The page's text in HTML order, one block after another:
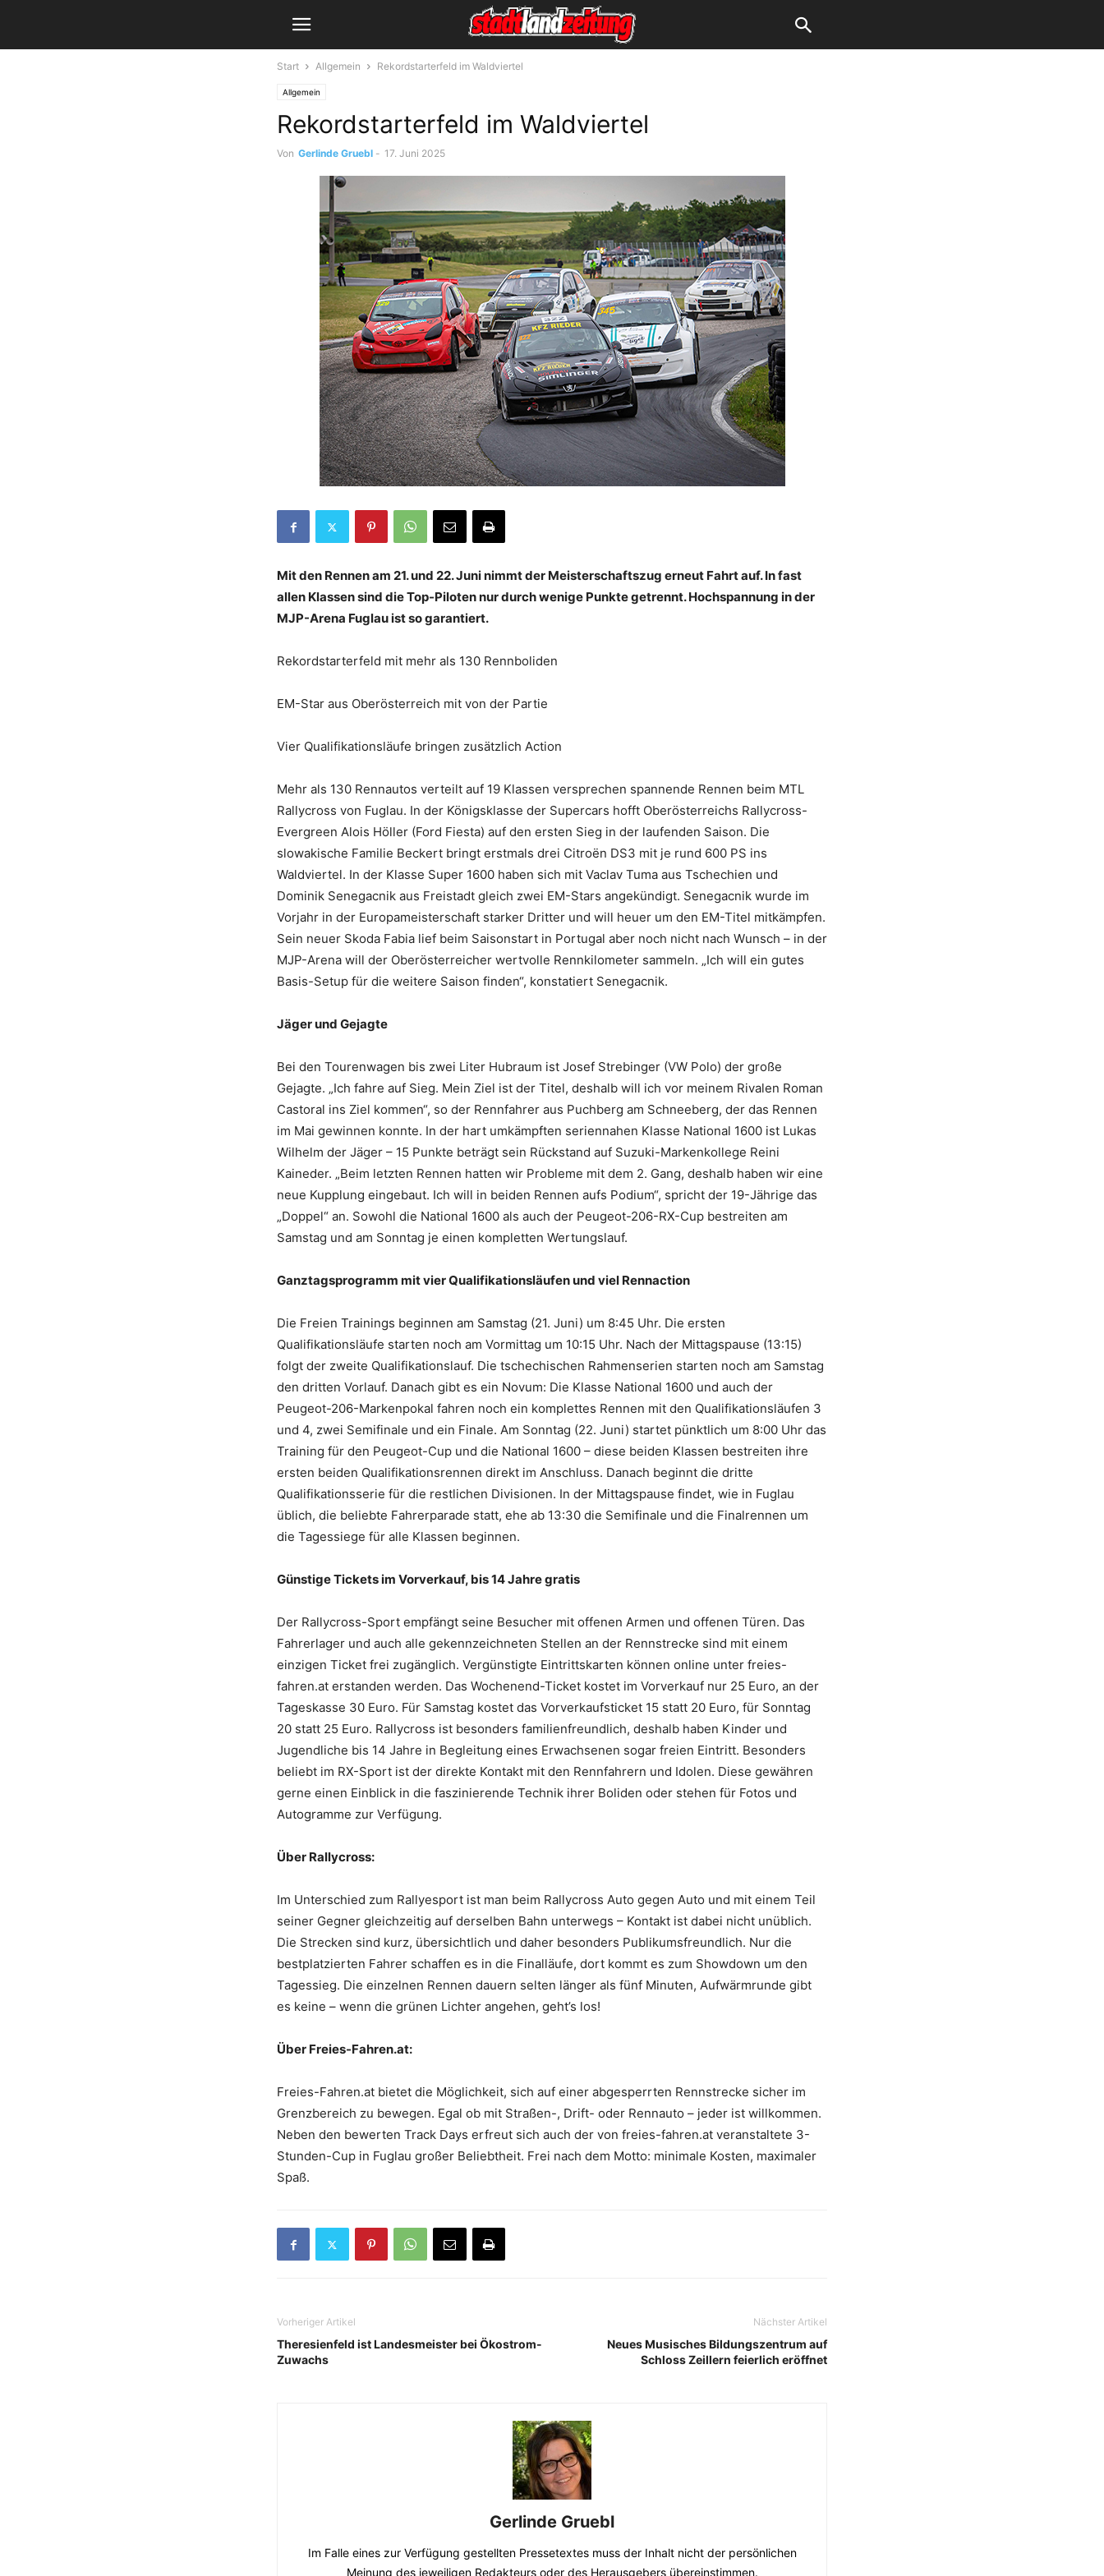
Start Allgemein Rekordstarterfeld im Waldviertel
Allgemein
Rekordstarterfeld im Waldviertel
Von Gerlinde Gruebl - 17. Juni 2025
Mit den Rennen am 21. und 22. Juni nimmt der Meisterschaftszug erneut Fahrt auf. In fast
allen Klassen sind die Top-Piloten nur durch wenige Punkte getrennt. Hochspannung in der
MJP-Arena Fuglau ist so garantiert.
Rekordstarterfeld mit mehr als 130 Rennboliden
EM-Star aus Oberösterreich mit von der Partie
Vier Qualifikationsläufe bringen zusätzlich Action
Mehr als 130 Rennautos verteilt auf 19 Klassen versprechen spannende Rennen beim MTL
Rallycross von Fuglau. In der Königsklasse der Supercars hofft Oberösterreichs Rallycross-
Evergreen Alois Höller (Ford Fiesta) auf den ersten Sieg in der laufenden Saison. Die
slowakische Familie Beckert bringt erstmals drei Citroën DS3 mit je rund 600 PS ins
Waldviertel. In der Klasse Super 1600 haben sich mit Vaclav Tuma aus Tschechien und
Dominik Senegacnik aus Freistadt gleich zwei EM-Stars angekündigt. Senegacnik wurde im
Vorjahr in der Europameisterschaft starker Dritter und will heuer um den EM-Titel mitkämpfen.
Sein neuer Skoda Fabia lief beim Saisonstart in Portugal aber noch nicht nach Wunsch – in der
MJP-Arena will der Oberösterreicher wertvolle Rennkilometer sammeln. „Ich will ein gutes
Basis-Setup für die weitere Saison finden“, konstatiert Senegacnik.
Jäger und Gejagte
Bei den Tourenwagen bis zwei Liter Hubraum ist Josef Strebinger (VW Polo) der große
Gejagte. „Ich fahre auf Sieg. Mein Ziel ist der Titel, deshalb will ich vor meinem Rivalen Roman
Castoral ins Ziel kommen“, so der Rennfahrer aus Puchberg am Schneeberg, der das Rennen
im Mai gewinnen konnte. In der hart umkämpften seriennahen Klasse National 1600 ist Lukas
Wilhelm der Jäger – 15 Punkte beträgt sein Rückstand auf Suzuki-Markenkollege Reini
Kaineder. „Beim letzten Rennen hatten wir Probleme mit dem 2. Gang, deshalb haben wir eine
neue Kupplung eingebaut. Ich will in beiden Rennen aufs Podium“, spricht der 19-Jährige das
„Doppel“ an. Sowohl die National 1600 als auch der Peugeot-206-RX-Cup bestreiten am
Samstag und am Sonntag je einen kompletten Wertungslauf.
Ganztagsprogramm mit vier Qualifikationsläufen und viel Rennaction
Die Freien Trainings beginnen am Samstag (21. Juni) um 8:45 Uhr. Die ersten
Qualifikationsläufe starten noch am Vormittag um 10:15 Uhr. Nach der Mittagspause (13:15)
folgt der zweite Qualifikationslauf. Die tschechischen Rahmenserien starten noch am Samstag
den dritten Vorlauf. Danach gibt es ein Novum: Die Klasse National 1600 und auch der
Peugeot-206-Markenpokal fahren noch ein komplettes Rennen mit den Qualifikationsläufen 3
und 4, zwei Semifinale und ein Finale. Am Sonntag (22. Juni) startet pünktlich um 8:00 Uhr das
Training für den Peugeot-Cup und die National 1600 – diese beiden Klassen bestreiten ihre
ersten beiden Qualifikationsrennen direkt im Anschluss. Danach beginnt die dritte
Qualifikationsserie für die restlichen Divisionen. In der Mittagspause findet, wie in Fuglau
üblich, die beliebte Fahrerparade statt, ehe ab 13:30 die Semifinale und die Finalrennen um
die Tagessiege für alle Klassen beginnen.
Günstige Tickets im Vorverkauf, bis 14 Jahre gratis
Der Rallycross-Sport empfängt seine Besucher mit offenen Armen und offenen Türen. Das
Fahrerlager und auch alle gekennzeichneten Stellen an der Rennstrecke sind mit einem
einzigen Ticket frei zugänglich. Vergünstigte Eintrittskarten können online unter freies-
fahren.at erstanden werden. Das Wochenend-Ticket kostet im Vorverkauf nur 25 Euro, an der
Tageskasse 30 Euro. Für Samstag kostet das Vorverkaufsticket 15 statt 20 Euro, für Sonntag
20 statt 25 Euro. Rallycross ist besonders familienfreundlich, deshalb haben Kinder und
Jugendliche bis 14 Jahre in Begleitung eines Erwachsenen sogar freien Eintritt. Besonders
beliebt im RX-Sport ist der direkte Kontakt mit den Rennfahrern und Idolen. Diese gewähren
gerne einen Einblick in die faszinierende Technik ihrer Boliden oder stehen für Fotos und
Autogramme zur Verfügung.
Über Rallycross:
Im Unterschied zum Rallyesport ist man beim Rallycross Auto gegen Auto und mit einem Teil
seiner Gegner gleichzeitig auf derselben Bahn unterwegs – Kontakt ist dabei nicht unüblich.
Die Strecken sind kurz, übersichtlich und daher besonders Publikumsfreundlich. Nur die
bestplatzierten Fahrer schaffen es in die Finalläufe, dort kommt es zum Showdown um den
Tagessieg. Die einzelnen Rennen dauern selten länger als fünf Minuten, Aufwärmrunde gibt
es keine – wenn die grünen Lichter angehen, geht’s los!
Über Freies-Fahren.at:
Freies-Fahren.at bietet die Möglichkeit, sich auf einer abgesperrten Rennstrecke sicher im
Grenzbereich zu bewegen. Egal ob mit Straßen-, Drift- oder Rennauto – jeder ist willkommen.
Neben den bewerten Track Days erfreut sich auch der von freies-fahren.at veranstaltete 3-
Stunden-Cup in Fuglau großer Beliebtheit. Frei nach dem Motto: minimale Kosten, maximaler
Spaß.
Vorheriger Artikel
Theresienfeld ist Landesmeister bei Ökostrom-
Zuwachs
Nächster Artikel
Neues Musisches Bildungszentrum auf
Schloss Zeillern feierlich eröffnet
Gerlinde Gruebl
Im Falle eines zur Verfügung gestellten Pressetextes muss der Inhalt nicht der persönlichen
Meinung des jeweiligen Redakteurs oder des Herausgebers übereinstimmen.